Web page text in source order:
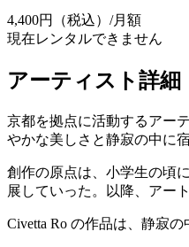
4,400円
（税込）/月額
現在レンタルできません
アーティスト詳細
京都を拠点に活動するアー
やかな美しさと静寂の中に
創作の原点は、小学生の頃
展していった。以降、アー
Civetta Ro の作品は、静寂